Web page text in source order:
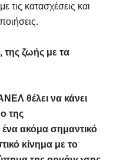
τις κατασχέσεις και
της ζωής με τα
θέλει να κάνει
της
ακόμα σημαντικό
κίνημα με το